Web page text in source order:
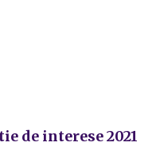
de interese 2021